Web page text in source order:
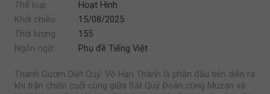
Thể loại:
Hoạt Hình
Khởi chiếu:
15/08/2025
Thời lượng:
155
Ngôn ngữ:
Phụ đề Tiếng Việt
Thanh Gươm Diệt Quỷ: Vô Hạn Thành là phần đầu tiên diễn ra
khi trận chiến cuối cùng giữa Sát Quỷ Đoàn cùng Muzan và